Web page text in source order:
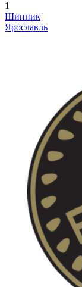
1
Шинник
Ярославль